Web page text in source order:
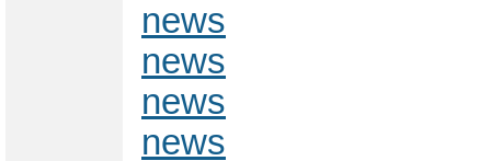
news
news
news
news